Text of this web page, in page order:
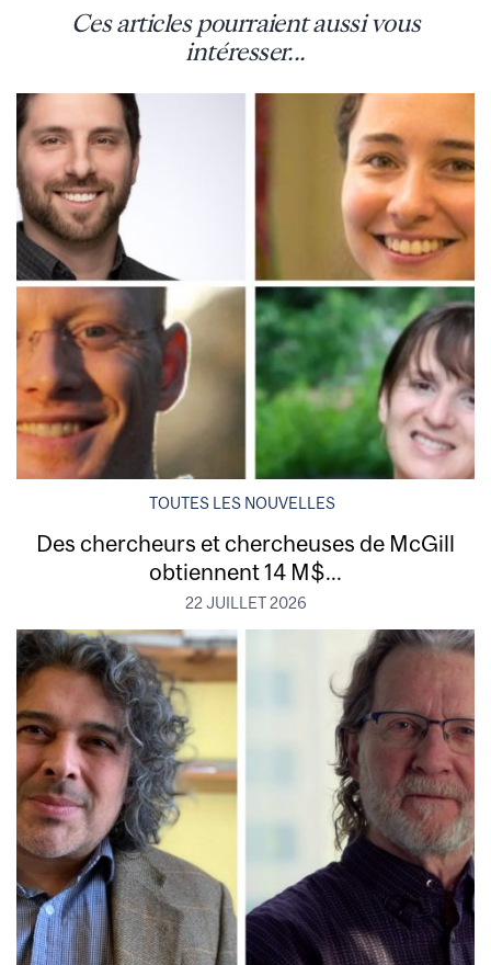
Ces articles pourraient aussi vous
intéresser...
TOUTES LES NOUVELLES
Des chercheurs et chercheuses de McGill
obtiennent 14 M$...
22 JUILLET 2026